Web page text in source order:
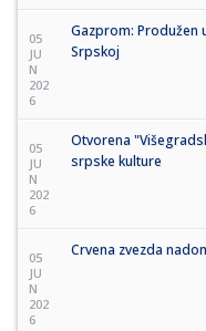
05
JU
N
202
6
Gazprom: Produžen
Srpskoj
05
JU
N
202
6
Otvorena
srpske kulture
05
JU
N
202
6
Crvena zvezda